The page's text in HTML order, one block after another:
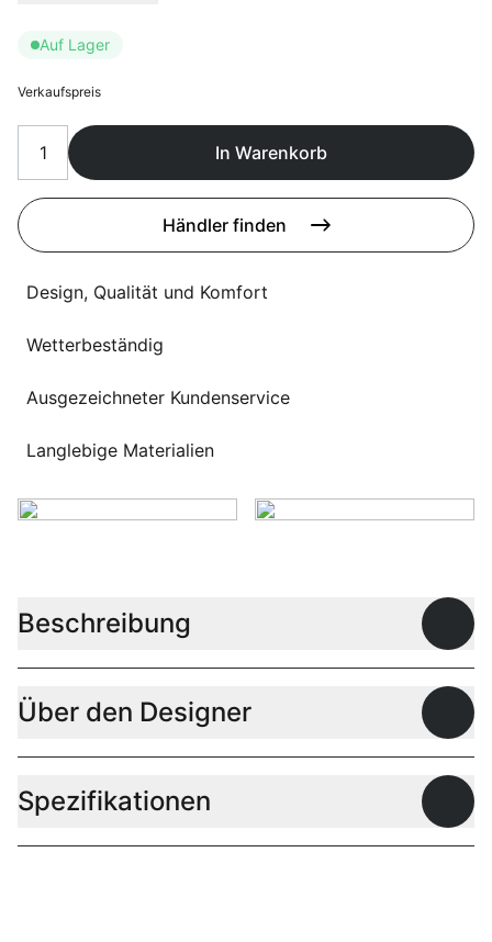
Auf Lager
Verkaufspreis
In Warenkorb
Händler finden
Design, Qualität und Komfort
Wetterbeständig
Ausgezeichneter Kundenservice
Langlebige Materialien
Beschreibung
Über den Designer
Spezifikationen